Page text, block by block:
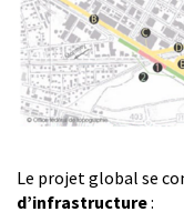
Le projet global se
d’infrastructure: